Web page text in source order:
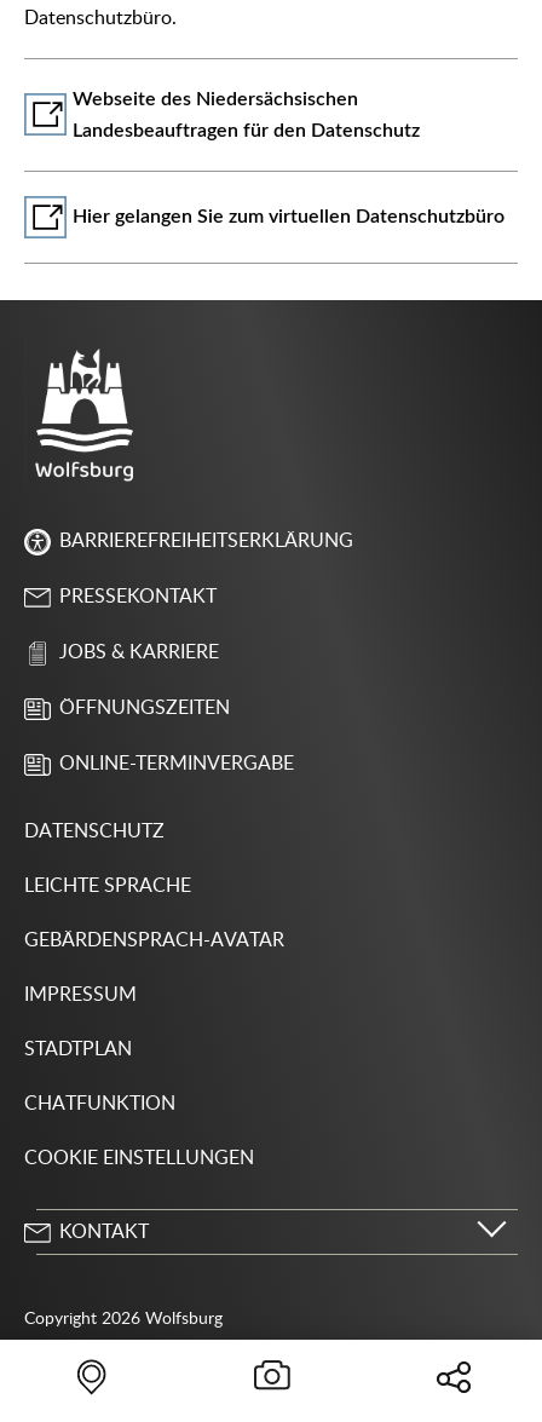
Datenschutzbüro.
Webseite des Niedersächsischen
Landesbeauftragen für den Datenschutz
Hier gelangen Sie zum virtuellen Datenschutzbüro
BARRIEREFREIHEITSERKLÄRUNG
PRESSEKONTAKT
JOBS & KARRIERE
ÖFFNUNGSZEITEN
ONLINE-TERMINVERGABE
DATENSCHUTZ
LEICHTE SPRACHE
GEBÄRDENSPRACH-AVATAR
IMPRESSUM
STADTPLAN
CHATFUNKTION
COOKIE EINSTELLUNGEN
KONTAKT
38440 Wolfsburg
05361 28-1234
Copyright 2026 Wolfsburg